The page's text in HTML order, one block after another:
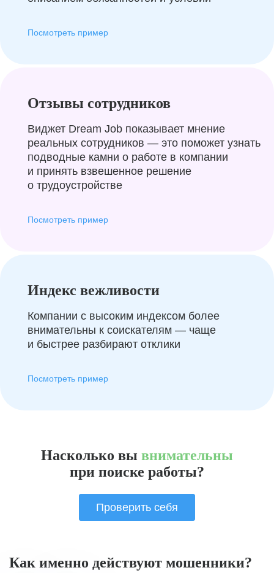
Посмотреть пример
Отзывы сотрудников
Виджет Dream Job показывает мнение
реальных сотрудников — это поможет узнать
подводные камни о работе в компании
и принять взвешенное решение
о трудоустройстве
Посмотреть пример
Индекс вежливости
Компании с высоким индексом более
внимательны к соискателям — чаще
и быстрее разбирают отклики
Посмотреть пример
Насколько вы внимательны
при поиске работы?
Проверить себя
Как именно действуют мошенники?